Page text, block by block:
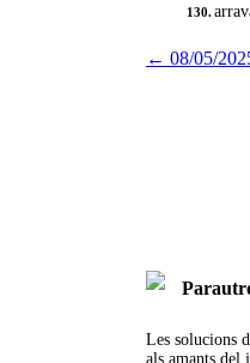
130.
← 08/05/
Les solucions
als amants del